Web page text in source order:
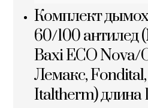
Комплект
60/100 антилед
Baxi ECO Nova/
Лемакс,
Italtherm) длина